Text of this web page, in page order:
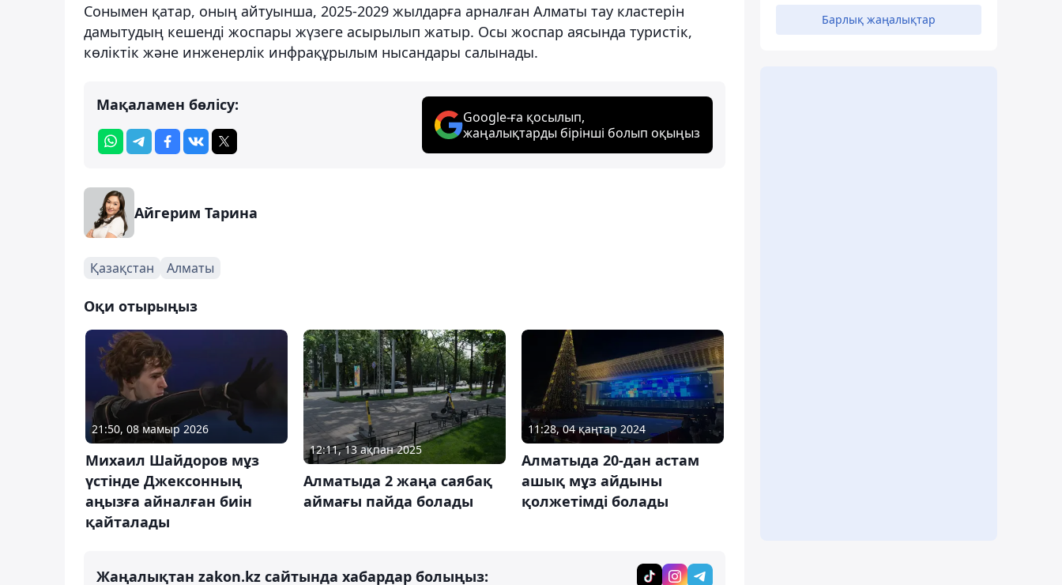
Сонымен қатар, оның айтуынша, 2025-2029 жылдарға арналған Алматы тау кластерін
дамытудың кешенді жоспары жүзеге асырылып жатыр. Осы жоспар аясында туристік,
көліктік және инженерлік инфрақұрылым нысандары салынады.
Мақаламен бөлісу:
Google-ға қосылып,
жаңалықтарды бірінші болып оқыңыз
Айгерим Тарина
Қазақстан Алматы
Оқи отырыңыз
21:50, 08 мамыр 2026
Михаил Шайдоров мұз
үстінде Джексонның
аңызға айналған биін
қайталады
12:11, 13 ақпан 2025
Алматыда 2 жаңа саябақ
аймағы пайда болады
11:28, 04 қаңтар 2024
Алматыда 20-дан астам
ашық мұз айдыны
қолжетімді болады
Жаңалықтан zakon.kz сайтында хабардар болыңыз:
Барлық жаңалықтар